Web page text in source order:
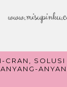
CRAN, SOLUSI
ANYANG-